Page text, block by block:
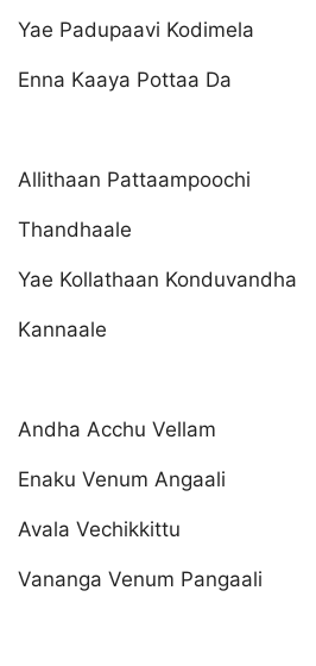
Yae Padupaavi Kodimela
Enna Kaaya Pottaa Da
Allithaan Pattaampoochi
Thandhaale
Yae Kollathaan Konduvandha
Kannaale
Andha Acchu Vellam
Enaku Venum Angaali
Avala Vechikkittu
Vananga Venum Pangaali